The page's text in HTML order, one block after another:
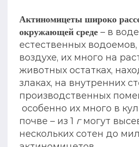
Актиномицеты широко
окружающей среде – в воде
естественных водоемов,
воздухе, их много на
животных остатках,
злаках, на внутренних
производственных
особенно их много в
почве – из 1 гмогут
нескольких сотен до